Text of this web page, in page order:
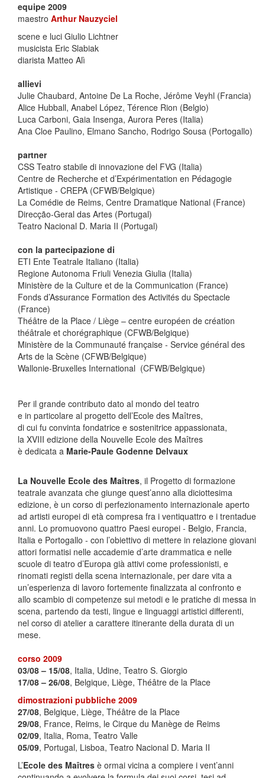
equipe 2009
maestro Arthur Nauzyciel
scene e luci Giulio Lichtner
musicista Eric Slabiak
diarista Matteo Alì
allievi
Julie Chaubard, Antoine De La Roche, Jérôme Veyhl (Francia)
Alice Hubball, Anabel López, Térence Rion (Belgio)
Luca Carboni, Gaia Insenga, Aurora Peres (Italia)
Ana Cloe Paulino, Elmano Sancho, Rodrigo Sousa (Portogallo)
partner
CSS Teatro stabile di innovazione del FVG (Italia)
Centre de Recherche et d’Expérimentation en Pédagogie
Artistique - CREPA (CFWB/Belgique)
La Comédie de Reims, Centre Dramatique National (France)
Direcção-Geral das Artes (Portugal)
Teatro Nacional D. Maria II (Portugal)
con la partecipazione di
ETI Ente Teatrale Italiano (Italia)
Regione Autonoma Friuli Venezia Giulia (Italia)
Ministère de la Culture et de la Communication (France)
Fonds d’Assurance Formation des Activités du Spectacle
(France)
Théâtre de la Place / Liège – centre européen de création
théâtrale et chorégraphique (CFWB/Belgique)
Ministère de la Communauté française - Service général des
Arts de la Scène (CFWB/Belgique)
Wallonie-Bruxelles International (CFWB/Belgique)
Per il grande contributo dato al mondo del teatro
e in particolare al progetto dell’Ecole des Maîtres,
di cui fu convinta fondatrice e sostenitrice appassionata,
la XVIII edizione della Nouvelle Ecole des Maîtres
è dedicata a Marie-Paule Godenne Delvaux
La Nouvelle Ecole des Maîtres, il Progetto di formazione
teatrale avanzata che giunge quest’anno alla diciottesima
edizione, è un corso di perfezionamento internazionale aperto
ad artisti europei di età compresa fra i ventiquattro e i trentadue
anni. Lo promuovono quattro Paesi europei - Belgio, Francia,
Italia e Portogallo - con l’obiettivo di mettere in relazione giovani
attori formatisi nelle accademie d’arte drammatica e nelle
scuole di teatro d’Europa già attivi come professionisti, e
rinomati registi della scena internazionale, per dare vita a
un’esperienza di lavoro fortemente finalizzata al confronto e
allo scambio di competenze sui metodi e le pratiche di messa in
scena, partendo da testi, lingue e linguaggi artistici differenti,
nel corso di atelier a carattere itinerante della durata di un
mese.
corso 2009
03/08 – 15/08, Italia, Udine, Teatro S. Giorgio
17/08 – 26/08, Belgique, Liège, Théâtre de la Place
dimostrazioni pubbliche 2009
27/08, Belgique, Liège, Théâtre de la Place
29/08, France, Reims, le Cirque du Manège de Reims
02/09, Italia, Roma, Teatro Valle
05/09, Portugal, Lisboa, Teatro Nacional D. Maria II
L’Ecole des Maîtres è ormai vicina a compiere i vent’anni